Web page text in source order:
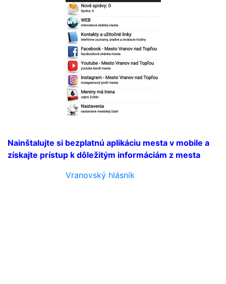
mesta
Nainštalujte si bezplatnú aplikáciu mesta v mobile a
získajte prístup k dôležitým informáciám z mesta
Vranovský hlásnik